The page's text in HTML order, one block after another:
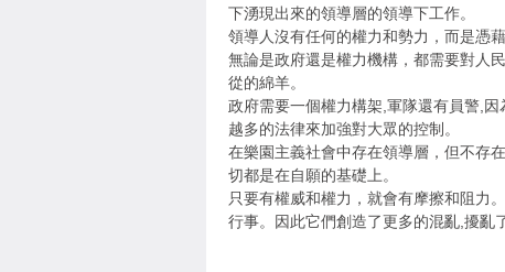
下湧現出來的領導層的領導下工作。
領導人沒有任何的權力和勢力，而是憑
無論是政府還是權力機構，都需要對人
從的綿羊。
政府需要一個權力構架,軍隊還有員警,
越多的法律來加強對大眾的控制。
在樂園主義社會中存在領導層，但不存
切都是在自願的基礎上。
只要有權威和權力，就會有摩擦和阻力
行事。因此它們創造了更多的混亂,擾亂